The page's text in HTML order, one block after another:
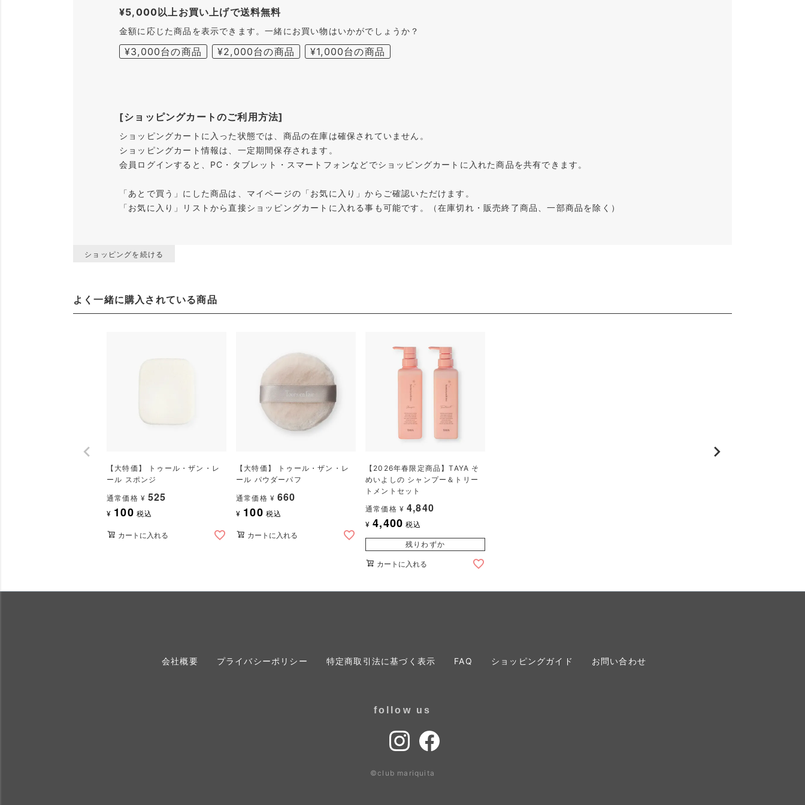
¥5,000以上お買い上げで送料無料
金額に応じた商品を表示できます。一緒にお買い物はいかがでしょうか？
¥3,000台の商品 ¥2,000台の商品 ¥1,000台の商品
[ショッピングカートのご利用方法]
ショッピングカートに入った状態では、商品の在庫は確保されていません。
ショッピングカート情報は、一定期間保存されます。
会員ログインすると、PC・タブレット・スマートフォンなどでショッピングカートに入れた商品を共有できます。
「あとで買う」にした商品は、マイページの「お気に入り」からご確認いただけます。
「お気に入り」リストから直接ショッピングカートに入れる事も可能です。（在庫切れ・販売終了商品、一部商品を除く）
ショッピングを続ける
よく一緒に購入されている商品
【大特価】 トゥール・ザン・レ
ール スポンジ
通常価格 ¥ 525
¥ 100 税込
カートに入れる
【大特価】 トゥール・ザン・レ
ール パウダーパフ
通常価格 ¥ 660
¥ 100 税込
カートに入れる
【2026年春限定商品】TAYA そ
めいよしの シャンプー＆トリー
トメントセット
通常価格 ¥ 4,840
¥ 4,400 税込
残りわずか
カートに入れる
会社概要 プライバシーポリシー 特定商取引法に基づく表示 FAQ ショッピングガイド お問い合わせ
follow us
©club mariquita